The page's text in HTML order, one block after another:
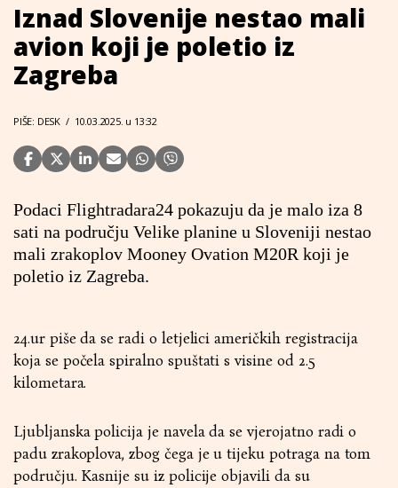
Iznad Slovenije nestao mali
avion koji je poletio iz
Zagreba
PIŠE: DESK / 10.03.2025. u 13:32
Podaci Flightradara24 pokazuju da je malo iza 8
sati na području Velike planine u Sloveniji nestao
mali zrakoplov Mooney Ovation M20R koji je
poletio iz Zagreba.
24.ur piše da se radi o letjelici američkih registracija
koja se počela spiralno spuštati s visine od 2.5
kilometara.
Ljubljanska policija je navela da se vjerojatno radi o
padu zrakoplova, zbog čega je u tijeku potraga na tom
području. Kasnije su iz policije objavili da su